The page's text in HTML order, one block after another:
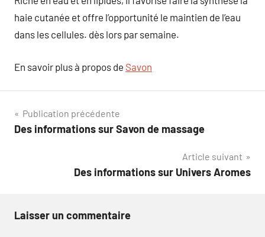
haie cutanée et offre l’opportunité le maintien de l’eau
dans les cellules. dès lors par semaine.
En savoir plus à propos de Savon
Navigation
de
Publication précédente
Des informations sur Savon de massage
Article suivant
Des informations sur Univers Aromes
Laisser un commentaire